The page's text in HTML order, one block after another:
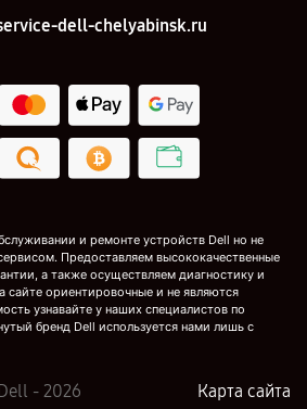
dell-chelyabinsk.ru
и ремонте устройств Dell но не
Предоставляем высококачественные
а также осуществляем диагностику и
сайте ориентировочные и не являются
узнавайте у наших специалистов по
бренд Dell используется нами лишь с
- 2026 Карта сайта